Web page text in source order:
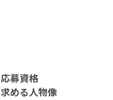
応募資格
求める人物像